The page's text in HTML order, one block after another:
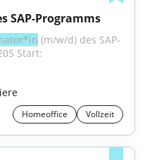
SAP-Programms
(m/w/d) des SAP-
Start:
Homeoffice Vollzeit